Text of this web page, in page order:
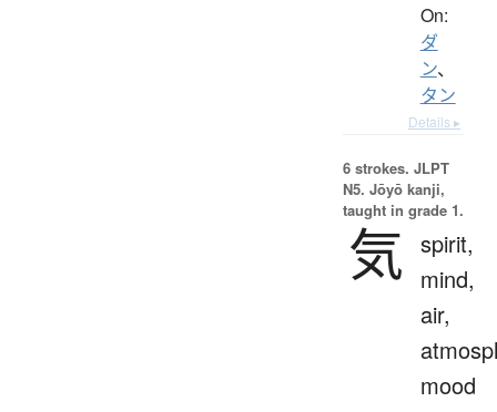
On:
ダ
ン、
タン
Details ▸
6 strokes. JLPT
N5. Jōyō kanji,
taught in grade 1.
気 spirit,
mind,
air,
mood